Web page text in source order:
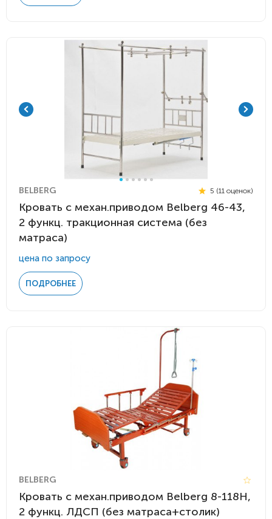
BELBERG 5 (11 оценок)
Кровать c механ.приводом Belberg 46-43,
2 функц. тракционная система (без
матраса)
цена по запросу
ПОДРОБНЕЕ
BELBERG
Кровать c механ.приводом Belberg 8-118H,
2 функц. ЛДСП (без матраса+столик)